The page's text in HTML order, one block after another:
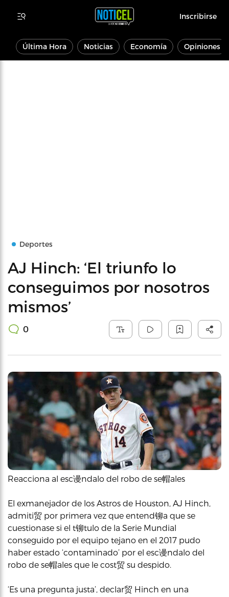
Inscribirse
Última Hora Noticias Economía Opiniones
Deportes
AJ Hinch: ‘El triunfo lo
conseguimos por nosotros
mismos’
0
Reacciona al esc谩ndalo del robo de se帽ales
El exmanejador de los Astros de Houston, AJ Hinch,
admiti贸 por primera vez que entend铆a que se
cuestionase si el t铆tulo de la Serie Mundial
conseguido por el equipo tejano en el 2017 pudo
haber estado ‘contaminado’ por el esc谩ndalo del
robo de se帽ales que le cost贸 su despido.
‘Es una pregunta justa’, declar贸 Hinch en una